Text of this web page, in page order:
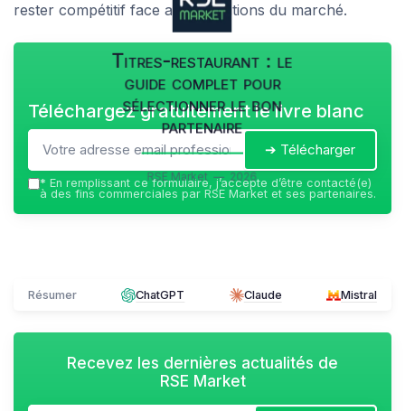
rester compétitif face aux évolutions du marché.
Titres-restaurant : le
guide complet pour
sélectionner le bon
partenaire
RSE Market — 2026
Téléchargez gratuitement le livre blanc
➔ Télécharger
* En remplissant ce formulaire, j’accepte d’être contacté(e)
à des fins commerciales par RSE Market et ses partenaires.
Résumer ChatGPT Claude Mistral
Recevez les dernières actualités de
RSE Market